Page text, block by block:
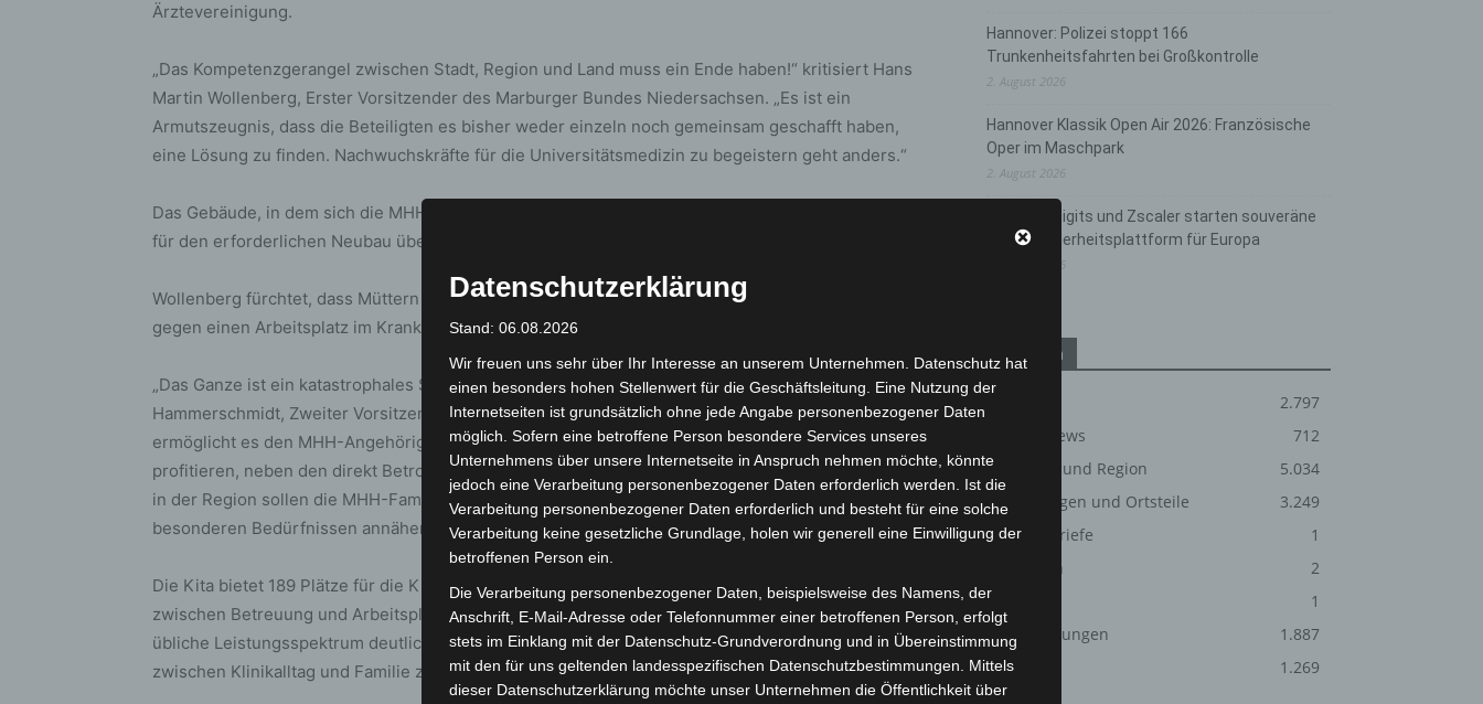
Ärztevereinigung.
„Das Kompetenzgerangel zwischen Stadt, Region und Land muss ein Ende haben!“ kritisiert Hans
Martin Wollenberg, Erster Vorsitzender des Marburger Bundes Niedersachsen. „Es ist ein
Armutszeugnis, dass die Beteiligten es bisher weder einzeln noch gemeinsam geschafft haben,
eine Lösung zu finden. Nachwuchskräfte für die Universitätsmedizin zu begeistern geht anders.“
Das Gebäude, in dem sich die MHH-Kita befindet, soll 2025 abgebrochen werden. Wer die Kosten
für den erforderlichen Neubau übernimmt, ist ungeklärt.
Wollenberg fürchtet, dass Müttern und Vätern im Fall des Falles keine andere Wahl bleibt, als sich
gegen einen Arbeitsplatz im Krankenhaus zu entscheiden.
„Das Ganze ist ein katastrophales Signal im Kampf gegen den Fachkräftemängel!“ macht Andreas
Hammerschmidt, Zweiter Vorsitzender des Marburger Bundes Niedersachsen, deutlich. „Die Kita
ermöglicht es den MHH-Angehörigen, Beruf und Familie leichter zu vereinbaren. Und davon
profitieren, neben den direkt Betroffenen, die Patient*innen ebenso wie Lehre und Forschung. Wo
in der Region sollen die MHH-Familien Betreuungsalternativen finden, die auch noch ihren
besonderen Bedürfnissen annähernd gerecht werden?“
Die Kita bietet 189 Plätze für die Kinder von MHH-Angehörigen aller Berufsgruppen. Kurze Wege
zwischen Betreuung und Arbeitsplatz sowie verlässlich flexible Betreuungszeiten, die über das
übliche Leistungsspektrum deutlich hinausgehen, erleichtern Müttern und Vätern den Balanceakt
zwischen Klinikalltag und Familie zu meistern.
Hannover: Polizei stoppt 166
Trunkenheitsfahrten bei Großkontrolle
2. August 2026
Hannover Klassik Open Air 2026: Französische
Oper im Maschpark
2. August 2026
Schwarz Digits und Zscaler starten souveräne
Cloud-Sicherheitsplattform für Europa
Kategorien
2.797
Corona-News
712
Hannover und Region
5.034
Langenhagen und Ortsteile
3.249
Leserbriefe
1
Menschen
2
Über uns
1
Veranstaltungen
1.887
Welt
1.269
Datenschutzerklärung
Stand: 06.08.2026
Wir freuen uns sehr über Ihr Interesse an unserem Unternehmen. Datenschutz hat
einen besonders hohen Stellenwert für die Geschäftsleitung. Eine Nutzung der
Internetseiten ist grundsätzlich ohne jede Angabe personenbezogener Daten
möglich. Sofern eine betroffene Person besondere Services unseres
Unternehmens über unsere Internetseite in Anspruch nehmen möchte, könnte
jedoch eine Verarbeitung personenbezogener Daten erforderlich werden. Ist die
Verarbeitung personenbezogener Daten erforderlich und besteht für eine solche
Verarbeitung keine gesetzliche Grundlage, holen wir generell eine Einwilligung der
betroffenen Person ein.
Die Verarbeitung personenbezogener Daten, beispielsweise des Namens, der
Anschrift, E-Mail-Adresse oder Telefonnummer einer betroffenen Person, erfolgt
stets im Einklang mit der Datenschutz-Grundverordnung und in Übereinstimmung
mit den für uns geltenden landesspezifischen Datenschutzbestimmungen. Mittels
dieser Datenschutzerklärung möchte unser Unternehmen die Öffentlichkeit über